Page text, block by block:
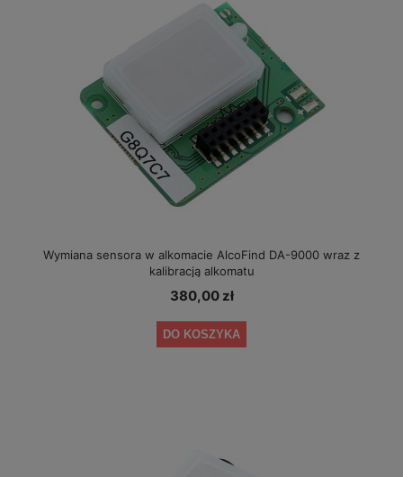
Wymiana sensora w alkomacie AlcoFind DA-9000 wraz z
kalibracją alkomatu
380,00 zł
DO KOSZYKA